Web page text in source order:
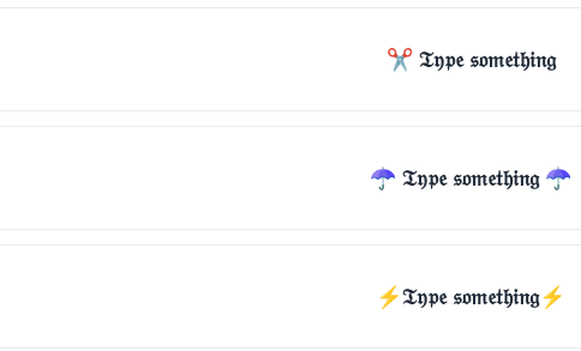
✂ 𝔗𝔶𝔭𝔢 𝔰𝔬𝔪𝔢𝔱𝔥𝔦𝔫𝔤
☂ 𝔗𝔶𝔭𝔢 𝔰𝔬𝔪𝔢𝔱𝔥𝔦𝔫𝔤 ☂
⚡𝔗𝔶𝔭𝔢 𝔰𝔬𝔪𝔢𝔱𝔥𝔦𝔫𝔤⚡